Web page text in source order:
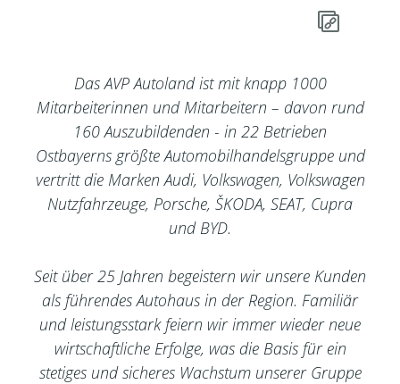
Das AVP Autoland ist mit knapp 1000
Mitarbeiterinnen und Mitarbeitern – davon rund
160 Auszubildenden - in 22 Betrieben
Ostbayerns größte Automobilhandelsgruppe und
vertritt die Marken Audi, Volkswagen, Volkswagen
Nutzfahrzeuge, Porsche, ŠKODA, SEAT, Cupra
und BYD.
Seit über 25 Jahren begeistern wir unsere Kunden
als führendes Autohaus in der Region. Familiär
und leistungsstark feiern wir immer wieder neue
wirtschaftliche Erfolge, was die Basis für ein
stetiges und sicheres Wachstum unserer Gruppe